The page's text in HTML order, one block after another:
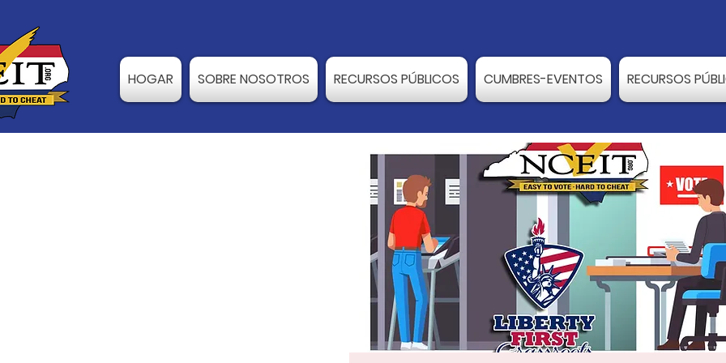
HOGAR SOBRE NOSOTROS RECURSOS PÚBLICOS CUMBRES-EVENTOS RECURSOS